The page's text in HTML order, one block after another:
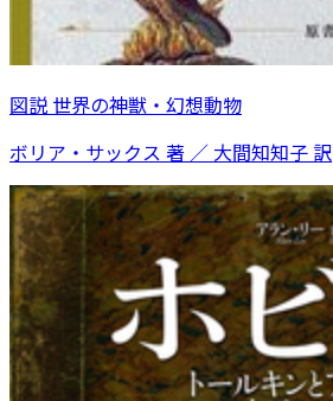
図説 世界の神獣・幻想動物
ボリア・サックス 著 ／ 大間知知子 訳